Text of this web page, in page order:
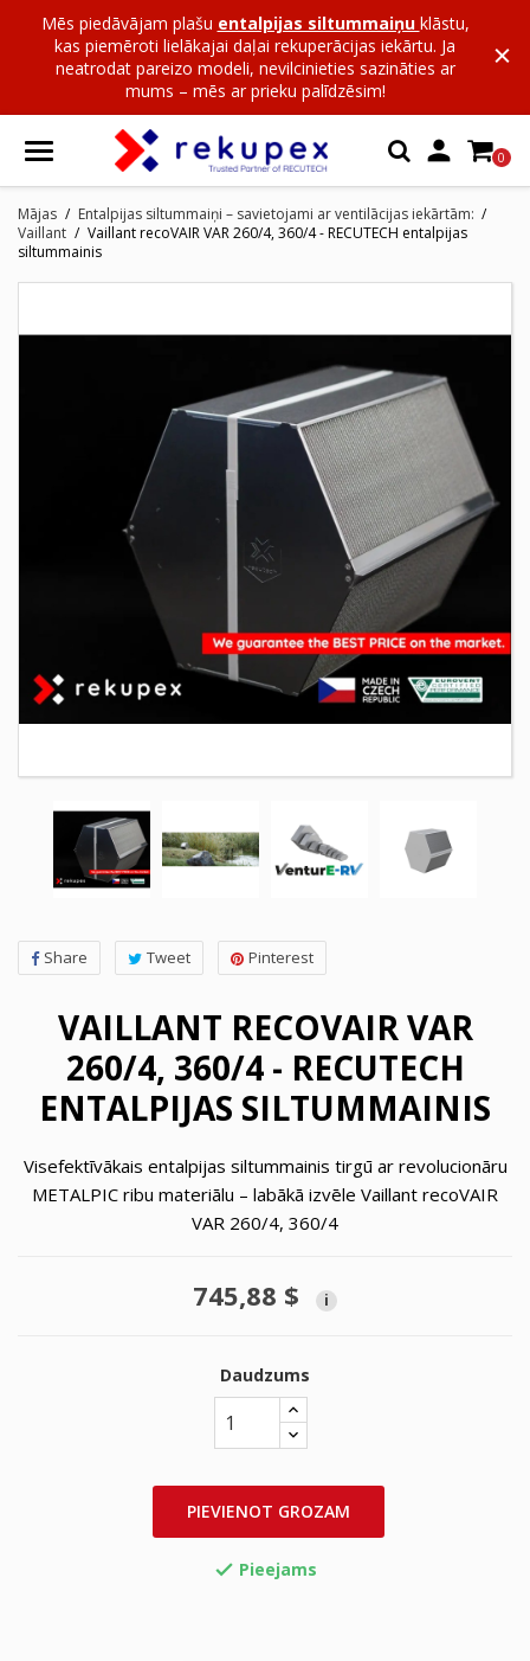
Mēs piedāvājam plašu entalpijas siltummaiņu klāstu,
kas piemēroti lielākajai daļai rekuperācijas iekārtu. Ja
neatrodat pareizo modeli, nevilcinieties sazināties ar
mums – mēs ar prieku palīdzēsim!
 0
Mājas
Entalpijas siltummaiņi – savietojami ar ventilācijas iekārtām:
Vaillant
Vaillant recoVAIR VAR 260/4, 360/4 - RECUTECH entalpijas
siltummainis
Share Tweet Pinterest
VAILLANT RECOVAIR VAR
260/4, 360/4 - RECUTECH
ENTALPIJAS SILTUMMAINIS
Visefektīvākais entalpijas siltummainis tirgū ar revolucionāru
METALPIC ribu materiālu – labākā izvēle Vaillant recoVAIR
VAR 260/4, 360/4
745,88 $ i
Daudzums
PIEVIENOT GROZAM
 Pieejams